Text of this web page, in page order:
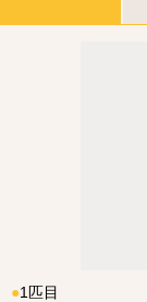
●1匹目